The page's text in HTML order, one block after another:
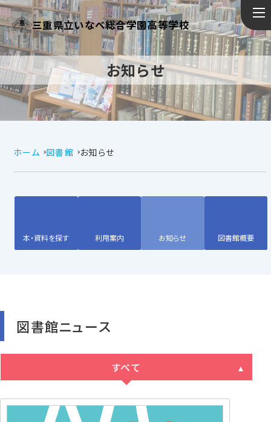
三重県立いなべ総合学園高等学校
お知らせ
ホーム 図書館 お知らせ
本・資料を探す 利用案内 お知らせ 図書館概要
図書館ニュース
すべて